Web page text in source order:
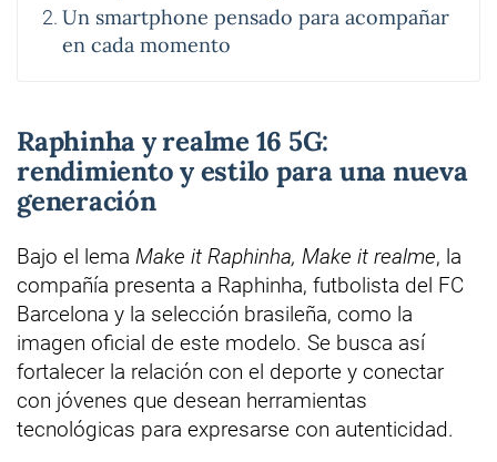
Un smartphone pensado para acompañar
en cada momento
Raphinha y realme 16 5G:
rendimiento y estilo para una nueva
generación
Bajo el lema Make it Raphinha, Make it realme, la
compañía presenta a Raphinha, futbolista del FC
Barcelona y la selección brasileña, como la
imagen oficial de este modelo. Se busca así
fortalecer la relación con el deporte y conectar
con jóvenes que desean herramientas
tecnológicas para expresarse con autenticidad.